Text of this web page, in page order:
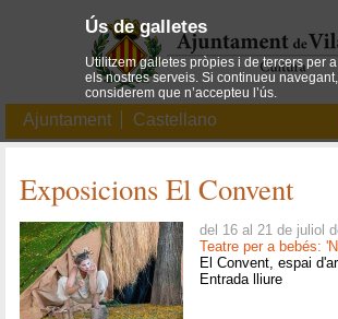
Ajuntament Castellano
Exposicions El Convent
del 16 al 21 de juliol
Teatre per a bebés:
El Convent, espai
Entrada lliure
Ús de galletes
Utilitzem galletes pròpies i de tercers per
els nostres serveis. Si continueu navegant,
considerem que n’accepteu l’ús.